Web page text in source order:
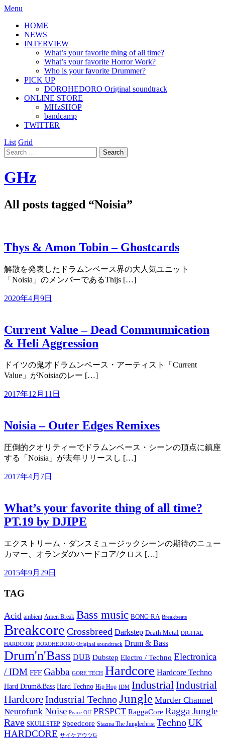
Menu
HOME
NEWS
INTERVIEW
What’s your favorite thing of all time?
What’s your favorite Horror Work?
Who is your favorite Drummer?
PICK UP
DOROHEDORO Original soundtrack
ONLINE STORE
MHzSHOP
bandcamp
TWITTER
List Grid
GHz
All posts tagged “Noisia”
Thys & Amon Tobin – Ghostcards
解散を発表したドラムンベース界の大人気ユニット
「Noisia」のメンバーであるThijs […]
2020年4月9日
Current Value – Dead Communnication
& Heli Aggression
ドイツの鬼才ドラムンベース・アーティスト「Current
Value」がNoisiaのレー […]
2017年12月11日
Noisia – Outer Edges Remixes
圧倒的クオリティーでドラムンベース・シーンの頂点に鎮座
する「Noisia」が去年リリースし […]
2017年4月7日
What’s your favorite thing of all time?
PT.19 by DJIPE
エクストリーム・ダンスミュージックシーンの期待のニュー
カマー、オランダのハードコア/クロス […]
2015年9月29日
TAG
Acid ambient Amen Break Bass music BONG-RA Breakbeats
Breakcore Crossbreed Darkstep Death Metal DIGITAL
HARDCORE DOROHEDORO Original soundtrack Drum & Bass
Drum'n'Bass DUB Dubstep Electro / Techno Electronica
/ IDM FFF Gabba GORE TECH Hardcore Hardcore Techno
Hard Drum&Bass Hard Techno Hip Hop IDM IndustrialIndustrial
HardcoreIndustrial TechnoJungle Murder Channel
Neurofunk Noise Peace Off PRSPCT RaggaCore Ragga Jungle
Rave SKULLSTEP Speedcore Stazma The Junglechrist TechnoUK
HARDCORE サイケアウツG